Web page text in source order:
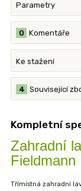
Parametry
Komentáře
0
Ke stažení
Související
4
Kompletní
Zahradní
Fieldmann
Třímístná zahradní